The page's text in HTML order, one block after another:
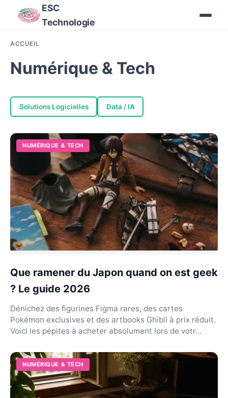
ESC
Technologie
ACCUEIL
Numérique & Tech
Solutions Logicielles Data / IA
NUMÉRIQUE & TECH
Que ramener du Japon quand on est geek
? Le guide 2026
Dénichez des figurines Figma rares, des cartes
Pokémon exclusives et des artbooks Ghibli à prix réduit.
Voici les pépites à acheter absolument lors de votr...
NUMÉRIQUE & TECH